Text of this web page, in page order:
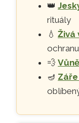
👑
rituály
💧Živá
💨
🪔